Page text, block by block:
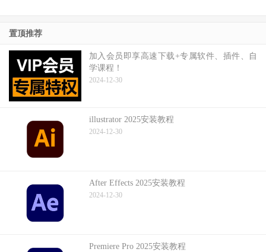
置顶推荐
加入会员即享高速下载+专属软件、插件、自
学课程！
2024-12-30
illustrator 2025安装教程
2024-12-30
After Effects 2025安装教程
2024-12-30
Premiere Pro 2025安装教程